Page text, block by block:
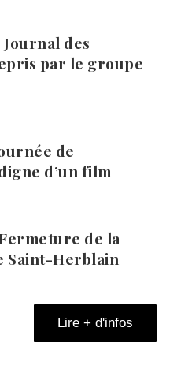
des
par le groupe
de
d’un film
de la
Saint-Herblain
Lire + d'infos